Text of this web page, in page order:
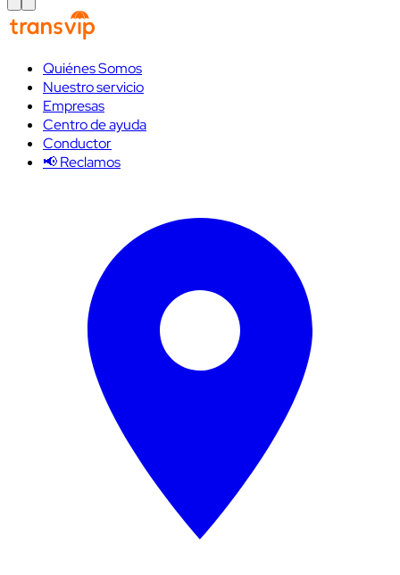
Quiénes Somos
Nuestro servicio
Empresas
Centro de ayuda
Conductor
📢 Reclamos